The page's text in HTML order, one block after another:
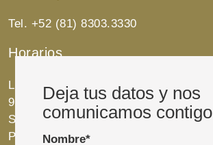
Deja tus datos y nos
comunicamos contigo
Nombre*
Tel. +52 (81) 8303.3330
Horarios
Lunes a Viernes
9:00 AM a 7:30 PM.
Sábados y Domingos
Previa cita.